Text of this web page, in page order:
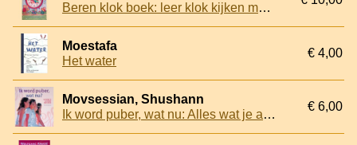
Beren klok boek: leer klok kijken met Kleine Beer
Moestafa
Het water
€ 4,00
Movsessian, Shushann
Ik word puber, wat nu: Alles wat je als meisje moet weten
€ 6,00